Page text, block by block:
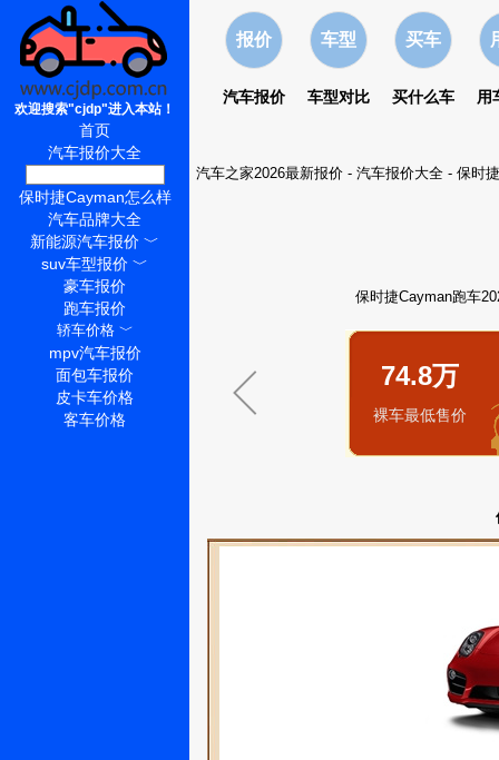
报价
汽车报价
车型
车型对比
买车
买什么车 用
汽车之家2026最新报价- 汽车报价大全- 保时
保时捷Cayman跑车
74.8万
裸车最低售价
欢迎搜索"cjdp"进入本站！
首页
汽车报价大全
保时捷Cayman怎么样
汽车品牌大全
新能源汽车报价 ﹀
suv车型报价 ﹀
豪车报价
跑车报价
轿车价格﹀
mpv汽车报价
面包车报价
皮卡车价格
客车价格